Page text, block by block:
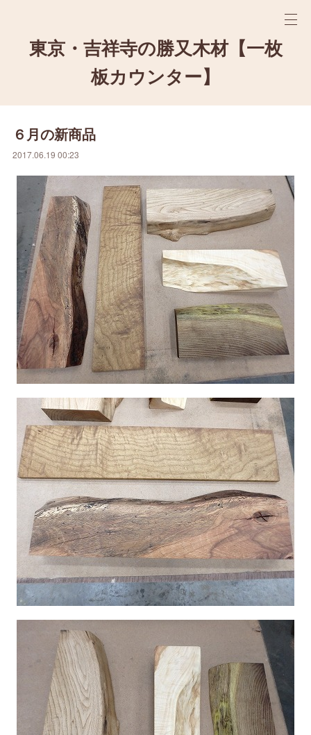
東京・吉祥寺の勝又木材【一枚
板カウンター】
６月の新商品
2017.06.19 00:23